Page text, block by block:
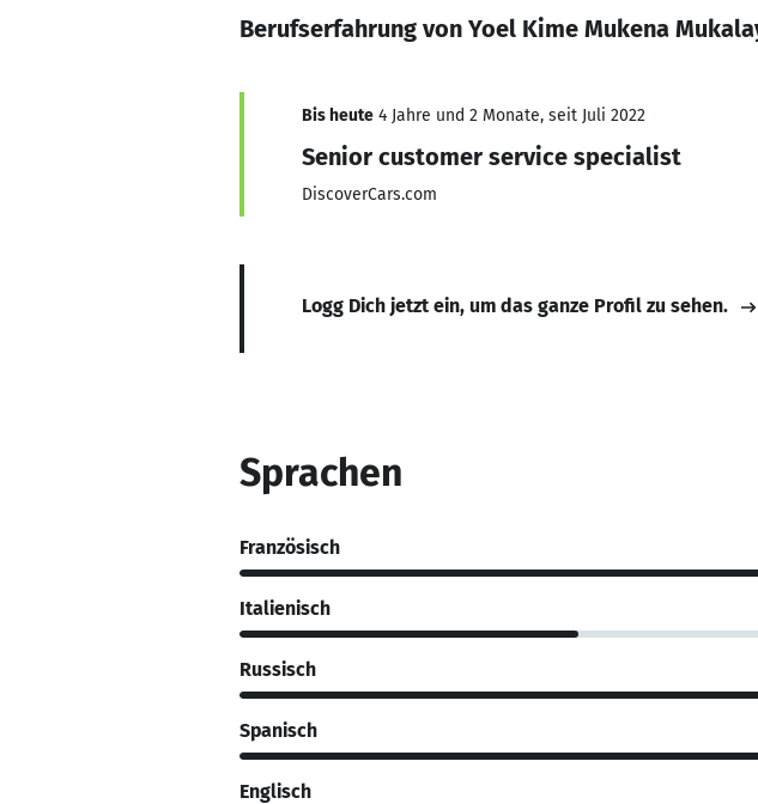
Berufserfahrung von Yoel Kime Mukena
Bis heute 4 Jahre und 2 Monate, seit Juli 2022
Senior customer service specialist
DiscoverCars.com
Logg Dich jetzt ein, um das ganze Profil zu sehen.
Sprachen
Französisch
Italienisch
Russisch
Spanisch
Englisch